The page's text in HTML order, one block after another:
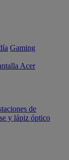
Gaming
Acer
de
y lápiz óptico